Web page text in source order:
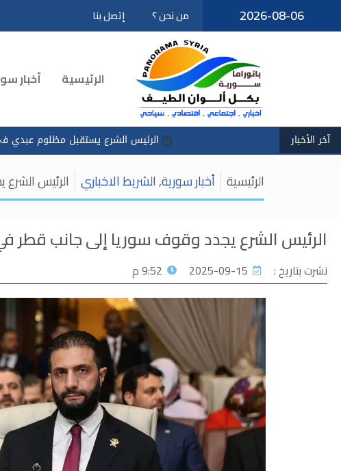
تخطى
2026-08-06 من نحن ؟ إتصل بنا
الرئيسية أخبار
آخر الأخبار الرئيس الشرع يستقبل مظلوم عبدي في قصر الشعب
الرئيسية أخبار سورية,الشريط الاخباري الرئيس
الرئيس الشرع يجدد وقوف سوريا إلى جانب قطر
نشرت بتاريخ : 2025-09-15 9:52 م